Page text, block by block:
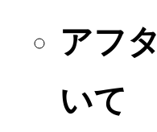
アフ
いて